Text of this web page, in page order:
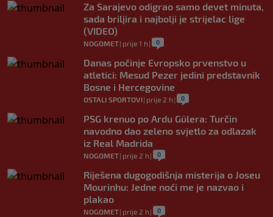
Za Sarajevo odigrao samo devet minuta,
sada briljira i najbolji je strijelac lige
(VIDEO)
NOGOMET| prije 1 h | 0
Danas počinje Evropsko prvenstvo u
atletici: Mesud Pezer jedini predstavnik
Bosne i Hercegovine
OSTALI SPORTOVI| prije 2 h | 0
PSG krenuo po Ardu Gülera: Turčin
navodno dao zeleno svjetlo za odlazak
iz Real Madrida
NOGOMET| prije 2 h | 0
Riješena dugogodišnja misterija o Joseu
Mourinhu: Jedne noći me je nazvao i
plakao
NOGOMET| prije 2 h | 0